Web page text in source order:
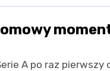
A po raz